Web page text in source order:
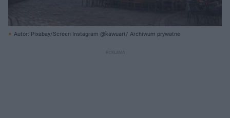
Autor: Pixabay/Screen Instagram @kawuart/ Archiwum prywatne